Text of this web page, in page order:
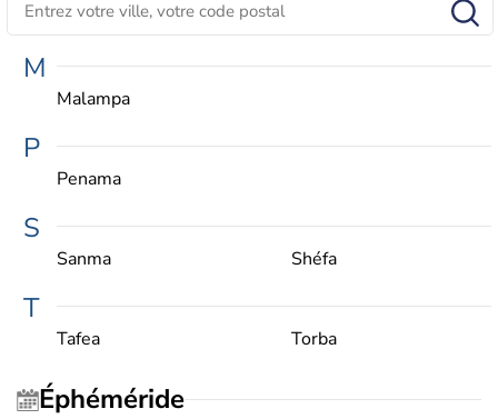
M
Malampa
P
Penama
S
Sanma Shéfa
T
Tafea Torba
Éphéméride